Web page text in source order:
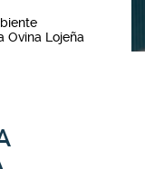
Ovina Lojeña